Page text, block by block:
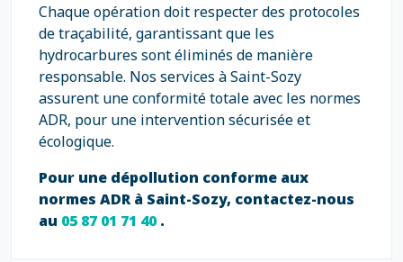
Chaque opération doit respecter des protocoles
de traçabilité, garantissant que les
hydrocarbures sont éliminés de manière
responsable. Nos services à Saint-Sozy
assurent une conformité totale avec les normes
ADR, pour une intervention sécurisée et
écologique.
Pour une dépollution conforme aux
normes ADR à Saint-Sozy, contactez-nous
au 05 87 01 71 40.